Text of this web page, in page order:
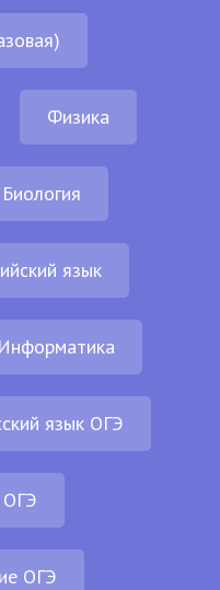
Физика
Биология
язык
Информатика
язык ОГЭ
ОГЭ